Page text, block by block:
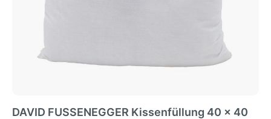
DAVID FUSSENEGGER Kissenfüllung 40 x 40